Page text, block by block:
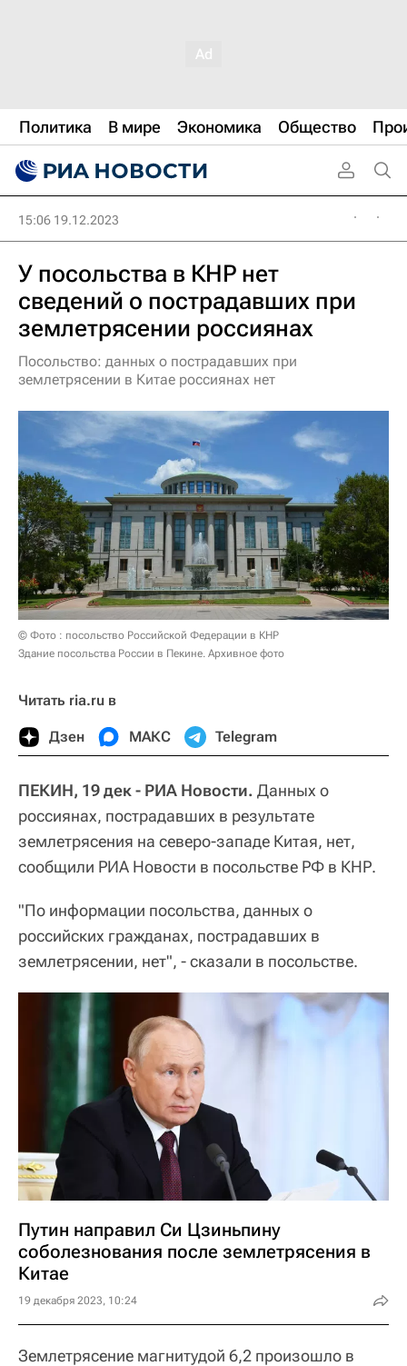
Политика В мире Экономика Общество
15:06 19.12.2023
У посольства в КНР нет
сведений о пострадавших при
землетрясении россиянах
Посольство: данных о пострадавших при
землетрясении в Китае россиянах нет
© Фото : посольство Российской Федерации в КНР
Здание посольства России в Пекине. Архивное фото
Читать ria.ru в
Дзен МАКС Telegram
ПЕКИН, 19 дек - РИА Новости. Данных о
россиянах, пострадавших в результате
землетрясения на северо-западе Китая, нет,
сообщили РИА Новости в посольстве РФ в КНР.
"По информации посольства, данных о
российских гражданах, пострадавших в
землетрясении, нет", - сказали в посольстве.
Путин направил Си Цзиньпину
соболезнования после землетрясения в
Китае
19 декабря 2023, 10:24
Землетрясение магнитудой 6,2 произошло в